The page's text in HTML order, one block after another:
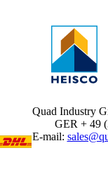
Quad Industry
GER + 49
E-mail: